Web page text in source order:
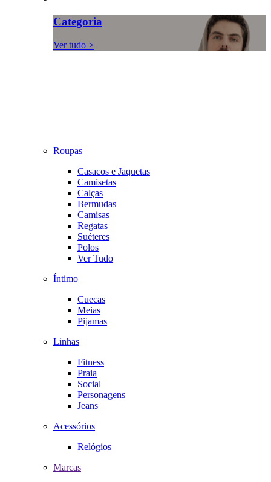
Categoria
Ver tudo >
Roupas
Casacos e Jaquetas
Camisetas
Calças
Bermudas
Camisas
Regatas
Suéteres
Polos
Ver Tudo
Íntimo
Cuecas
Meias
Pijamas
Linhas
Fitness
Praia
Social
Personagens
Jeans
Acessórios
Relógios
Marcas